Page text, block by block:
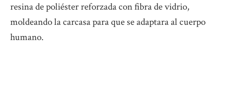
resina de poliéster reforzada con fibra de vidrio,
moldeando la carcasa para que se adaptara al cuerpo
humano.